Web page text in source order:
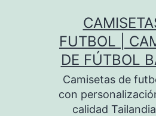
FUTBOL |
DE FÚTBOL
Camisetas de
con
calidad